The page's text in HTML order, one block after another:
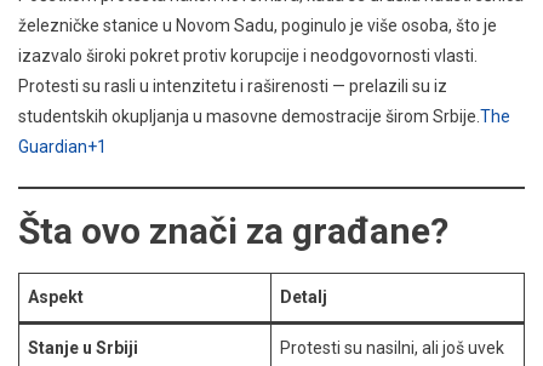
železničke stanice u Novom Sadu, poginulo je više osoba, što je
izazvalo široki pokret protiv korupcije i neodgovornosti vlasti.
Protesti su rasli u intenzitetu i raširenosti — prelazili su iz
studentskih okupljanja u masovne demostracije širom Srbije. The
Guardian+1
Šta ovo znači za građane?
Aspekt Detalj
Stanje u Srbiji
Protesti su nasilni, ali još uvek